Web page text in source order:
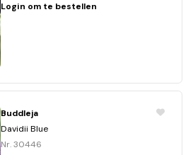
Login om te bestellen
Buddleja
Davidii Blue
Nr. 30446